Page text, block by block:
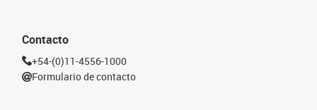
Contacto
+54-(0)11-4556-1000
Formulario de contacto